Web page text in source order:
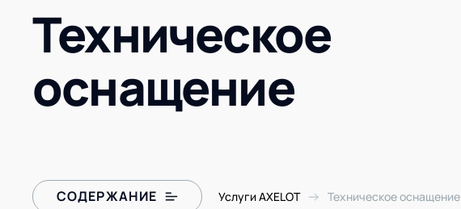
Управление двором
Логистический консалтинг
Оборудование для склада
AXELOT AI
Техническое
оснащение
СОДЕРЖАНИЕ Услуги AXELOT Техническое оснащение